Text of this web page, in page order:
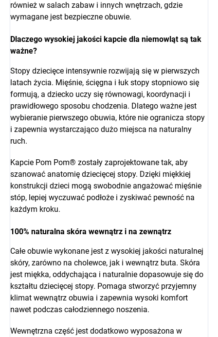
również w salach zabaw i innych wnętrzach, gdzie
wymagane jest bezpieczne obuwie.
Dlaczego wysokiej jakości kapcie dla niemowląt są tak
ważne?
Stopy dziecięce intensywnie rozwijają się w pierwszych
latach życia. Mięśnie, ścięgna i łuk stopy stopniowo się
formują, a dziecko uczy się równowagi, koordynacji i
prawidłowego sposobu chodzenia. Dlatego ważne jest
wybieranie pierwszego obuwia, które nie ogranicza stopy
i zapewnia wystarczająco dużo miejsca na naturalny
ruch.
Kapcie Pom Pom® zostały zaprojektowane tak, aby
szanować anatomię dziecięcej stopy. Dzięki miękkiej
konstrukcji dzieci mogą swobodnie angażować mięśnie
stóp, lepiej wyczuwać podłoże i zyskiwać pewność na
każdym kroku.
100% naturalna skóra wewnątrz i na zewnątrz
Całe obuwie wykonane jest z wysokiej jakości naturalnej
skóry, zarówno na cholewce, jak i wewnątrz buta. Skóra
jest miękka, oddychająca i naturalnie dopasowuje się do
kształtu dziecięcej stopy. Pomaga stworzyć przyjemny
klimat wewnątrz obuwia i zapewnia wysoki komfort
nawet podczas całodziennego noszenia.
Wewnętrzna część jest dodatkowo wyposażona w